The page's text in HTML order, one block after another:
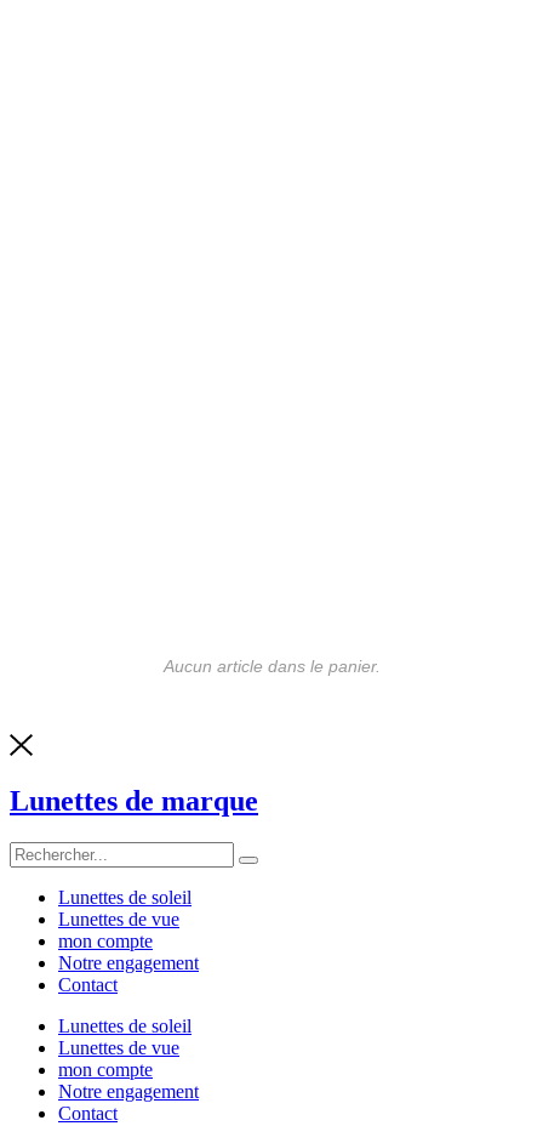
Aucun article dans le panier.
Lunettes de marque
Lunettes de soleil
Lunettes de vue
mon compte
Notre engagement
Contact
Lunettes de soleil
Lunettes de vue
mon compte
Notre engagement
Contact